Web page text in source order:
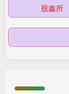
股鑫所